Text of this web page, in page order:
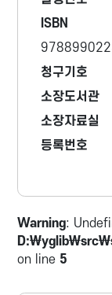
ISBN
청구기호
소장도서관
소장자료실
등록번호
Warning:
on line 5